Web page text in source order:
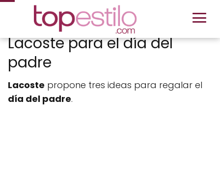
Lacoste para el día del
padre
Lacoste propone tres ideas para regalar el
día del padre.